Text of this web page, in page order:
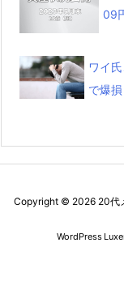
09
ワイ
で爆損
Copyright © 2026 20代
WordPress